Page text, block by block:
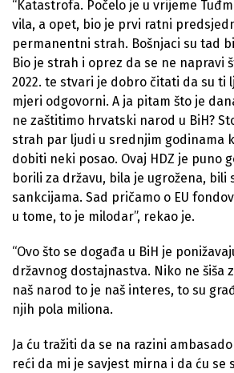
“Katastrofa. Počelo je u vrijeme
vila, a opet, bio je prvi ratni
permanentni strah. Bošnjaci su tad
Bio je strah i oprez da se ne napravi
2022. te stvari je dobro čitati da su ti
mjeri odgovorni. A ja pitam što je
ne zaštitimo hrvatski narod u BiH?
strah par ljudi u srednjim godinama
dobiti neki posao. Ovaj HDZ je puno
borili za državu, bila je ugrožena,
sankcijama. Sad pričamo o EU
u tome, to je milodar”, rekao je.
“Ovo što se događa u BiH je
državnog dostajnastva. Niko ne šiša
naš narod to je naš interes, to su
njih pola miliona.
Ja ću tražiti da se na razini
reći da mi je savjest mirna i da ću se